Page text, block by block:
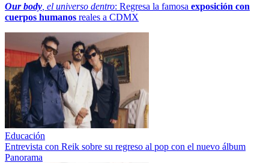
Our body , el universo dentro: Regresa la famosa exposición con
cuerpos humanos reales a CDMX
Educación
Entrevista con Reik sobre su regreso al pop con el nuevo álbum
Panorama